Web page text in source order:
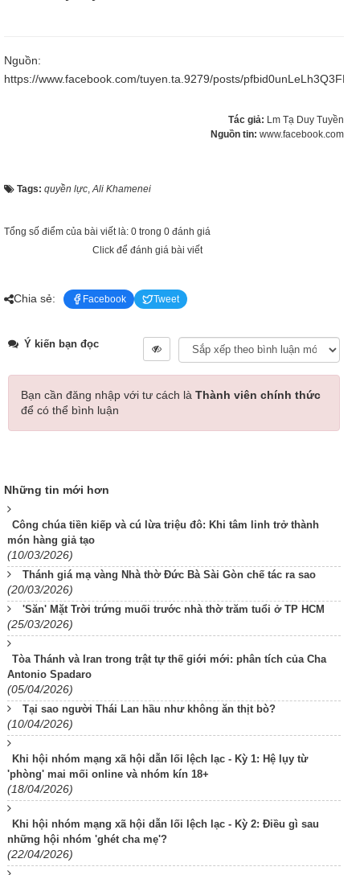
Nguồn:
https://www.facebook.com/tuyen.ta.9279/posts/
Tác giả: Lm Tạ Duy Tuyền
Nguồn tin: www.facebook.com
Tags: quyền lực Ali Khamenei
Tổng số điểm của bài viết là: 0 trong 0 đánh giá
Click để đánh giá bài viết
Chia sẻ: Facebook Tweet
Ý kiến bạn đọc
Bạn cần đăng nhập với tư cách là Thành viên chính thức
để có thể bình luận
Những tin mới hơn
Công chúa tiền kiếp và cú lừa triệu đô: Khi tâm linh trở thành
món hàng giả tạo
(10/03/2026)
Thánh giá mạ vàng Nhà thờ Đức Bà Sài Gòn chế tác ra sao
(20/03/2026)
'Săn' Mặt Trời trứng muối trước nhà thờ trăm tuổi ở TP HCM
(25/03/2026)
Tòa Thánh và Iran trong trật tự thế giới mới: phân tích của Cha
Antonio Spadaro
(05/04/2026)
Tại sao người Thái Lan hầu như không ăn thịt bò?
(10/04/2026)
Khi hội nhóm mạng xã hội dẫn lối lệch lạc - Kỳ 1: Hệ lụy từ
'phòng' mai mối online và nhóm kín 18+
(18/04/2026)
Khi hội nhóm mạng xã hội dẫn lối lệch lạc - Kỳ 2: Điều gì sau
những hội nhóm 'ghét cha mẹ'?
(22/04/2026)